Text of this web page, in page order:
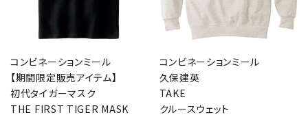
コンビネーションミール
【期間限定販売アイテム】
初代タイガーマスク
THE FIRST TIGER MASK
コンビネーションミール
久保建英
TAKE
クルースウェット